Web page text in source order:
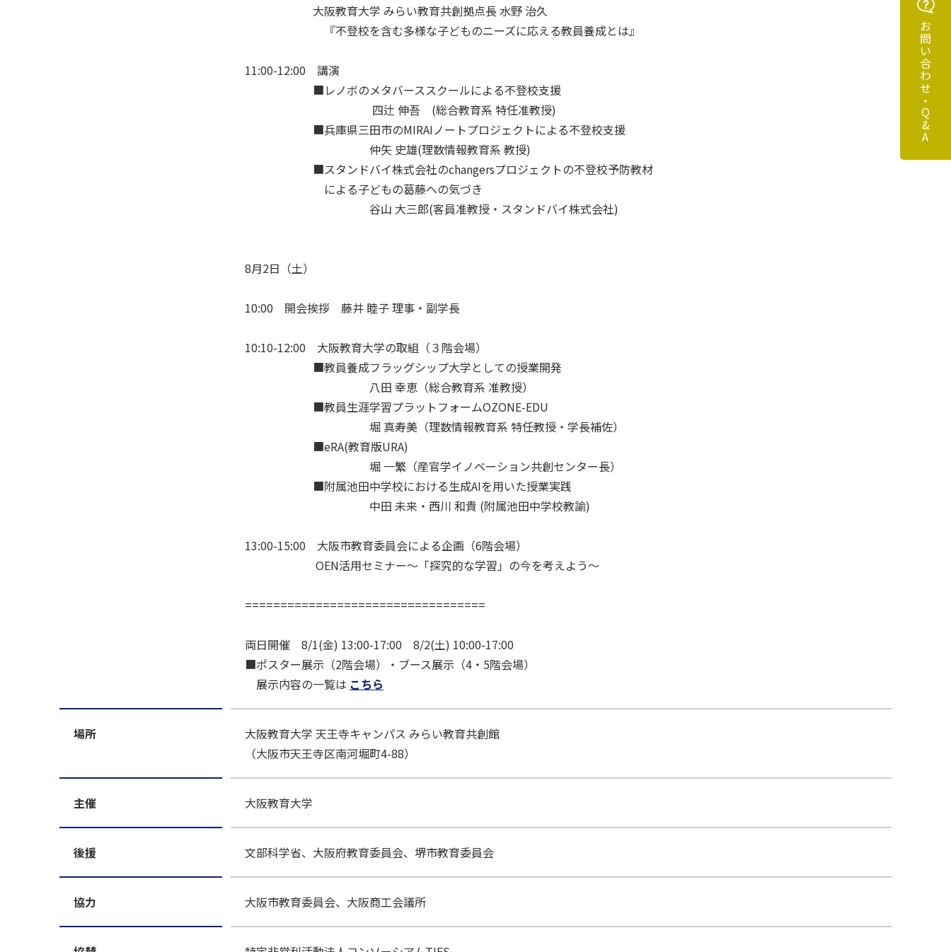
お問い合わせ・Q&A
大阪教育大学 みらい教育共創拠点長 水野 治久
『不登校を含む多様な子どものニーズに応える教員養成とは』
11:00-12:00 講演
■レノボのメタバーススクールによる不登校支援
四辻 伸吾 (総合教育系 特任准教授)
■兵庫県三田市のMIRAIノートプロジェクトによる不登校支援
仲矢 史雄(理数情報教育系 教授)
■スタンドバイ株式会社のchangersプロジェクトの不登校予防教材
による子どもの葛藤への気づき
谷山 大三郎(客員准教授・スタンドバイ株式会社)
8月2日（土）
10:00 開会挨拶 藤井 睦子 理事・副学長
10:10-12:00 大阪教育大学の取組（３階会場）
■教員養成フラッグシップ大学としての授業開発
八田 幸恵（総合教育系 准教授）
■教員生涯学習プラットフォームOZONE-EDU
堀 真寿美（理数情報教育系 特任教授・学長補佐）
■eRA(教育版URA)
堀 一繁（産官学イノベーション共創センター長）
■附属池田中学校における生成AIを用いた授業実践
中田 未来・西川 和貴 (附属池田中学校教諭)
13:00-15:00 大阪市教育委員会による企画（6階会場）
OEN活用セミナー～「探究的な学習」の今を考えよう～
==================================
両日開催 8/1(金) 13:00-17:00 8/2(土) 10:00-17:00
■ポスター展示（2階会場）・ブース展示（4・5階会場）
展示内容の一覧は こちら
場所
大阪教育大学 天王寺キャンパス みらい教育共創館
（大阪市天王寺区南河堀町4-88）
主催 大阪教育大学
後援 文部科学省、大阪府教育委員会、堺市教育委員会
協力 大阪市教育委員会、大阪商工会議所